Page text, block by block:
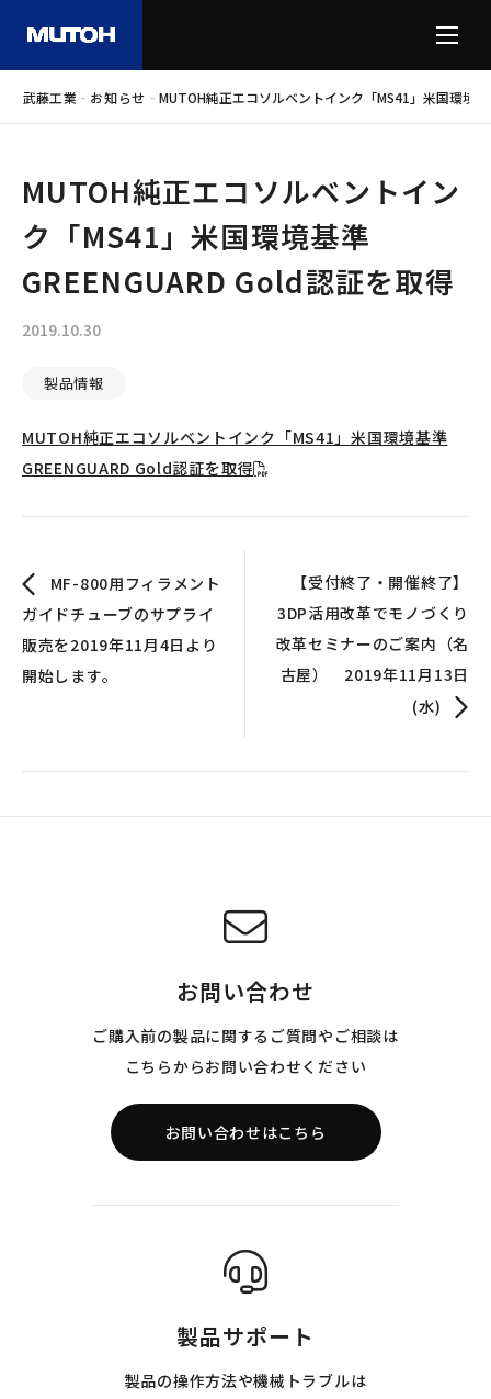
武藤工業 - お知らせ - MUTOH純正エコソルベントインク「MS41」米国環境
MUTOH純正エコソルベントイン
ク「MS41」米国環境基準
GREENGUARD Gold認証を取得
2019.10.30
製品情報
MUTOH純正エコソルベントインク「MS41」米国環境基準
GREENGUARD Gold認証を取得
MF-800用フィラメント
ガイドチューブのサプライ
販売を2019年11月4日より
開始します。
【受付終了・開催終了】
3DP活用改革でモノづくり
改革セミナーのご案内（名
古屋） 2019年11月13日
(水)
お問い合わせ
ご購入前の製品に関するご質問やご相談は
こちらからお問い合わせください
お問い合わせはこちら
製品サポート
製品の操作方法や機械トラブルは